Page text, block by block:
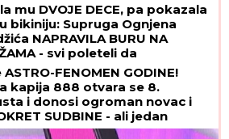
mu DVOJE DECE, pa pokazala
bikiniju: Supruga Ognjena
NAPRAVILA BURU NA
- svi poleteli da
(FOTO)
ASTRO-FENOMEN GODINE!
kapija 888 otvara se 8.
i donosi ogroman novac i
SUDBINE - ali jedan
morate da uradite za uspeh